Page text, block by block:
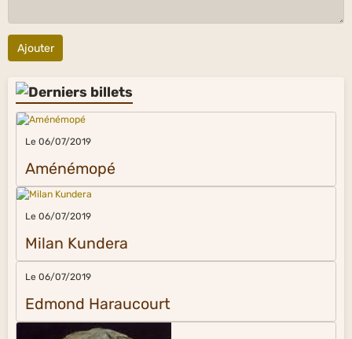
Ajouter
Le 06/07/2019
Aménémopé
Le 06/07/2019
Milan Kundera
Le 06/07/2019
Edmond Haraucourt